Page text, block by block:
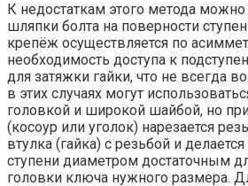
К недостаткам этого метода можно
шляпки болта на поверности
крепёж осуществляется по
необходимость доступа к
для затяжки гайки, что не всегда
в этих случаях могут
головкой и широкой шайбой, но
(косоур или уголок) нарезается
втулка (гайка) с резьбой и
ступени диаметром достаточным
головки ключа нужного размера.